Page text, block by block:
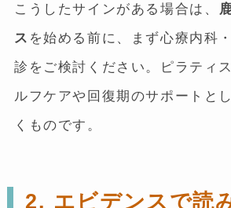
こうしたサインがある場合は、
ス を始める前に、まず心療内科
診をご検討ください。ピラティ
ルフケアや回復期のサポートと
くものです。
2. エビデンスで読